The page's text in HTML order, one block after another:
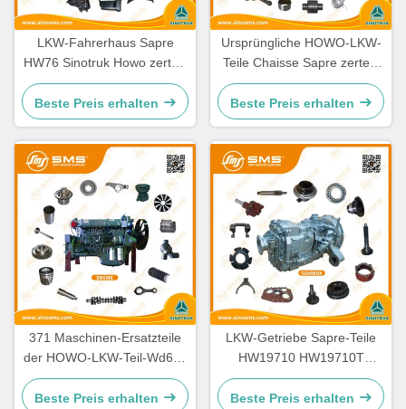
LKW-Fahrerhaus Sapre
HW76 Sinotruk Howo zerteilt
Ersatzteile Cabine
Beste Preis erhalten
Ursprüngliche HOWO-LKW-
Teile Chaisse Sapre zerteilt
Standardgröße
Beste Preis erhalten
371 Maschinen-Ersatzteile
der HOWO-LKW-Teil-Wd615
336 Maschinen-Ersatzteile
Beste Preis erhalten
LKW-Getriebe Sapre-Teile
HW19710 HW19710T
HW19712 Sinotruk Howo
Beste Preis erhalten